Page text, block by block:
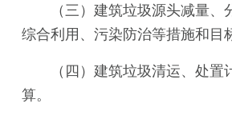
（三）建筑垃圾源头减量、
综合利用、污染防治等措施和目
（四）建筑垃圾清运、处置
算。